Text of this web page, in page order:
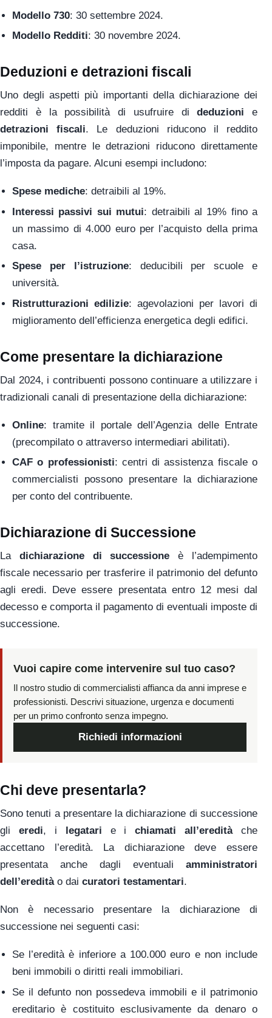
Modello 730: 30 settembre 2024.
Modello Redditi: 30 novembre 2024.
Deduzioni e detrazioni fiscali
Uno degli aspetti più importanti della dichiarazione dei
redditi è la possibilità di usufruire dideduzioni e
detrazioni fiscali. Le deduzioni riducono il reddito
imponibile, mentre le detrazioni riducono direttamente
l’imposta da pagare. Alcuni esempi includono:
Spese mediche: detraibili al 19%.
Interessi passivi sui mutui: detraibili al 19% fino a
un massimo di 4.000 euro per l’acquisto della prima
casa.
Spese per l’istruzione: deducibili per scuole e
università.
Ristrutturazioni edilizie: agevolazioni per lavori di
miglioramento dell’efficienza energetica degli edifici.
Come presentare la dichiarazione
Dal 2024, i contribuenti possono continuare a utilizzare i
tradizionali canali di presentazione della dichiarazione:
Online: tramite il portale dell’Agenzia delle Entrate
(precompilato o attraverso intermediari abilitati).
CAF o professionisti: centri di assistenza fiscale o
commercialisti possono presentare la dichiarazione
per conto del contribuente.
Dichiarazione di Successione
La dichiarazione di successione è l’adempimento
fiscale necessario per trasferire il patrimonio del defunto
agli eredi. Deve essere presentata entro 12 mesi dal
decesso e comporta il pagamento di eventuali imposte di
successione.
Vuoi capire come intervenire sul tuo caso?
Il nostro studio di commercialisti affianca da anni imprese e
professionisti. Descrivi situazione, urgenza e documenti
per un primo confronto senza impegno.
Richiedi informazioni
Chi deve presentarla?
Sono tenuti a presentare la dichiarazione di successione
gli eredi, i legatari e ichiamati all’ereditàche
accettano l’eredità. La dichiarazione deve essere
presentata anche dagli eventuali amministratori
dell’ereditào dai curatori testamentari.
Non è necessario presentare la dichiarazione di
successione nei seguenti casi:
Se l’eredità è inferiore a 100.000 euro e non include
beni immobili o diritti reali immobiliari.
Se il defunto non possedeva immobili e il patrimonio
ereditario è costituito esclusivamente da denaro o